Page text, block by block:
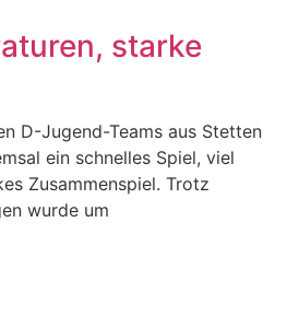
starke
D-Jugend-Teams aus Stetten
ein schnelles Spiel, viel
Zusammenspiel. Trotz
wurde um